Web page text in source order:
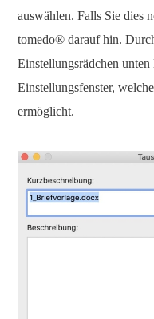
auswählen. Falls Sie dies
tomedo® darauf hin.
Einstellungsrädchen
Einstellungsfenster,
ermöglicht.